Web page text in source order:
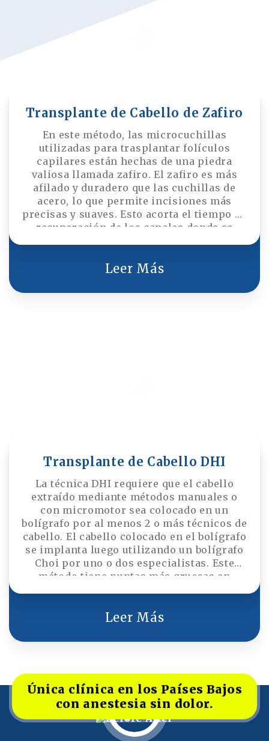
Transplante de Cabello de Zafiro
En este método, las microcuchillas
utilizadas para trasplantar folículos
capilares están hechas de una piedra
valiosa llamada zafiro. El zafiro es más
afilado y duradero que las cuchillas de
acero, lo que permite incisiones más
precisas y suaves. Esto acorta el tiempo de
recuperación de los canales donde se
permiten que el cabello se coloque en un
zafiro reduce la probabilidad de
Leer Más
Transplante de Cabello DHI
La técnica DHI requiere que el cabello
extraído mediante métodos manuales o
con micromotor sea colocado en un
bolígrafo por al menos 2 o más técnicos de
cabello. El cabello colocado en el bolígrafo
se implanta luego utilizando un bolígrafo
Choi por uno o dos especialistas. Este
método tiene puntas más gruesas en
prolongado. Preferido por personas con
trasplantes de cabello en comparación con
cubrir cicatrices.
Leer Más
Única clínica en los Países Bajos
con anestesia sin dolor.